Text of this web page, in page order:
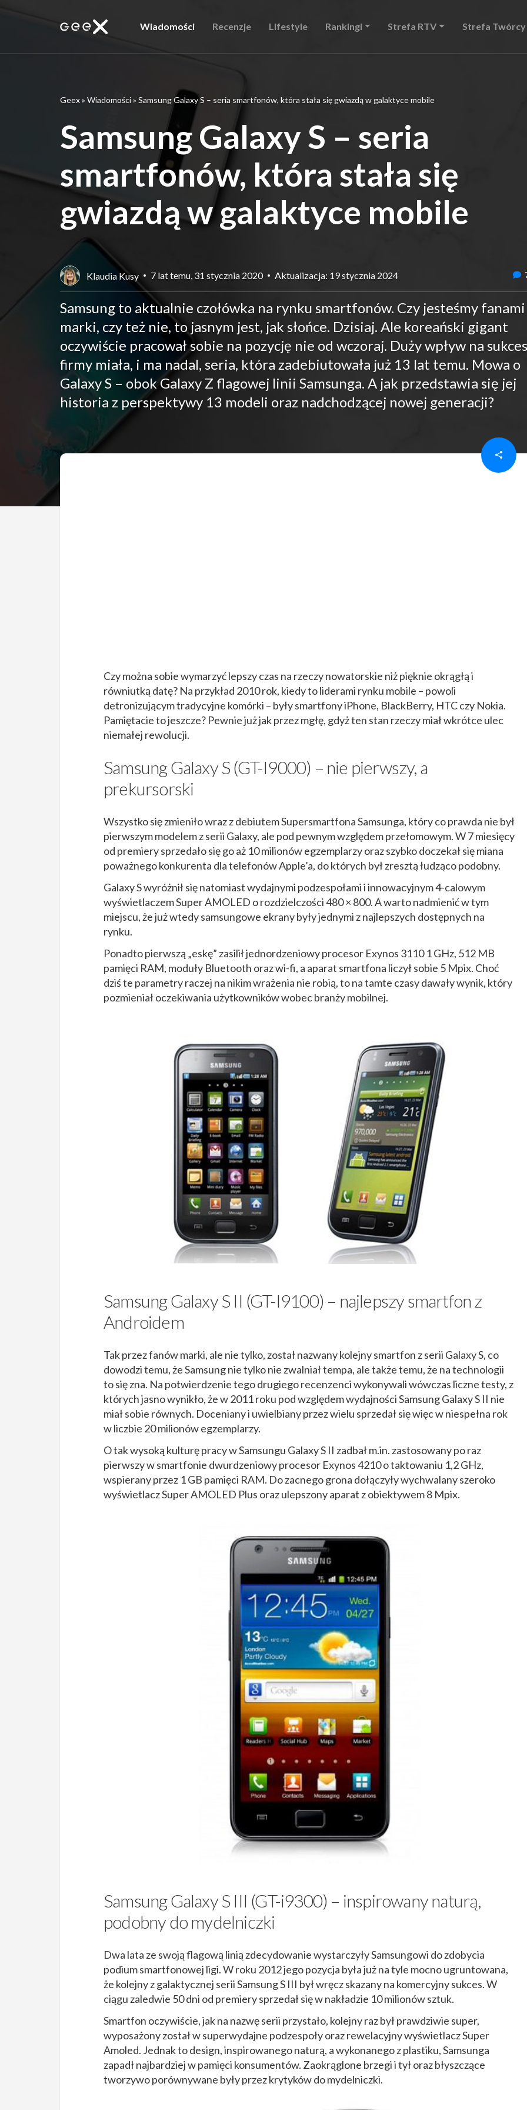
Wiadomości Recenzje Lifestyle Rankingi Strefa RTV Strefa Twórcy
Geex» Wiadomości» Samsung Galaxy S – seria smartfonów, która stała się gwiazdą w galaktyce mobile
Samsung Galaxy S – seria
smartfonów, która stała się
gwiazdą w galaktyce mobile
Klaudia Kusy 7 lat temu, 31 stycznia 2020 Aktualizacja: 19 stycznia 2024
Samsung to aktualnie czołówka na rynku smartfonów. Czy jesteśmy fanami
marki, czy też nie, to jasnym jest, jak słońce. Dzisiaj. Ale koreański gigant
oczywiście pracował sobie na pozycję nie od wczoraj. Duży wpływ na sukces
firmy miała, i ma nadal, seria, która zadebiutowała już 13 lat temu. Mowa o
Galaxy S – obok Galaxy Z flagowej linii Samsunga. A jak przedstawia się jej
historia z perspektywy 13 modeli oraz nadchodzącej nowej generacji?
Czy można sobie wymarzyć lepszy czas na rzeczy nowatorskie niż pięknie okrągłą i
równiutką datę? Na przykład 2010 rok, kiedy to liderami rynku mobile – powoli
detronizującym tradycyjne komórki – były smartfony iPhone, BlackBerry, HTC czy Nokia.
Pamiętacie to jeszcze? Pewnie już jak przez mgłę, gdyż ten stan rzeczy miał wkrótce ulec
niemałej rewolucji.
Samsung Galaxy S (GT-I9000) – nie pierwszy, a
prekursorski
Wszystko się zmieniło wraz z debiutem Supersmartfona Samsunga, który co prawda nie był
pierwszym modelem z serii Galaxy, ale pod pewnym względem przełomowym. W 7 miesięcy
od premiery sprzedało się go aż 10 milionów egzemplarzy oraz szybko doczekał się miana
poważnego konkurenta dla telefonów Apple’a, do których był zresztą łudząco podobny.
Galaxy S wyróżnił się natomiast wydajnymi podzespołami i innowacyjnym 4-calowym
wyświetlaczem Super AMOLED o rozdzielczości 480 × 800. A warto nadmienić w tym
miejscu, że już wtedy samsungowe ekrany były jednymi z najlepszych dostępnych na
rynku.
Ponadto pierwszą „eskę” zasilił jednordzeniowy procesor Exynos 3110 1 GHz, 512 MB
pamięci RAM, moduły Bluetooth oraz wi-fi, a aparat smartfona liczył sobie 5 Mpix. Choć
dziś te parametry raczej na nikim wrażenia nie robią, to na tamte czasy dawały wynik, który
pozmieniał oczekiwania użytkowników wobec branży mobilnej.
Samsung Galaxy S II (GT-I9100) – najlepszy smartfon z
Androidem
Tak przez fanów marki, ale nie tylko, został nazwany kolejny smartfon z serii Galaxy S, co
dowodzi temu, że Samsung nie tylko nie zwalniał tempa, ale także temu, że na technologii
to się zna. Na potwierdzenie tego drugiego recenzenci wykonywali wówczas liczne testy, z
których jasno wynikło, że w 2011 roku pod względem wydajności Samsung Galaxy S II nie
miał sobie równych. Doceniany i uwielbiany przez wielu sprzedał się więc w niespełna rok
w liczbie 20 milionów egzemplarzy.
O tak wysoką kulturę pracy w Samsungu Galaxy S II zadbał m.in. zastosowany po raz
pierwszy w smartfonie dwurdzeniowy procesor Exynos 4210 o taktowaniu 1,2 GHz,
wspierany przez 1 GB pamięci RAM. Do zacnego grona dołączyły wychwalany szeroko
wyświetlacz Super AMOLED Plus oraz ulepszony aparat z obiektywem 8 Mpix.
Samsung Galaxy S III (GT-i9300) – inspirowany naturą,
podobny do mydelniczki
Dwa lata ze swoją flagową linią zdecydowanie wystarczyły Samsungowi do zdobycia
podium smartfonowej ligi. W roku 2012 jego pozycja była już na tyle mocno ugruntowana,
że kolejny z galaktycznej serii Samsung S III był wręcz skazany na komercyjny sukces. W
ciągu zaledwie 50 dni od premiery sprzedał się w nakładzie 10 milionów sztuk.
Smartfon oczywiście, jak na nazwę serii przystało, kolejny raz był prawdziwie super,
wyposażony został w superwydajne podzespoły oraz rewelacyjny wyświetlacz Super
Amoled. Jednak to design, inspirowanego naturą, a wykonanego z plastiku, Samsunga
zapadł najbardziej w pamięci konsumentów. Zaokrąglone brzegi i tył oraz błyszczące
tworzywo porównywane były przez krytyków do mydelniczki.